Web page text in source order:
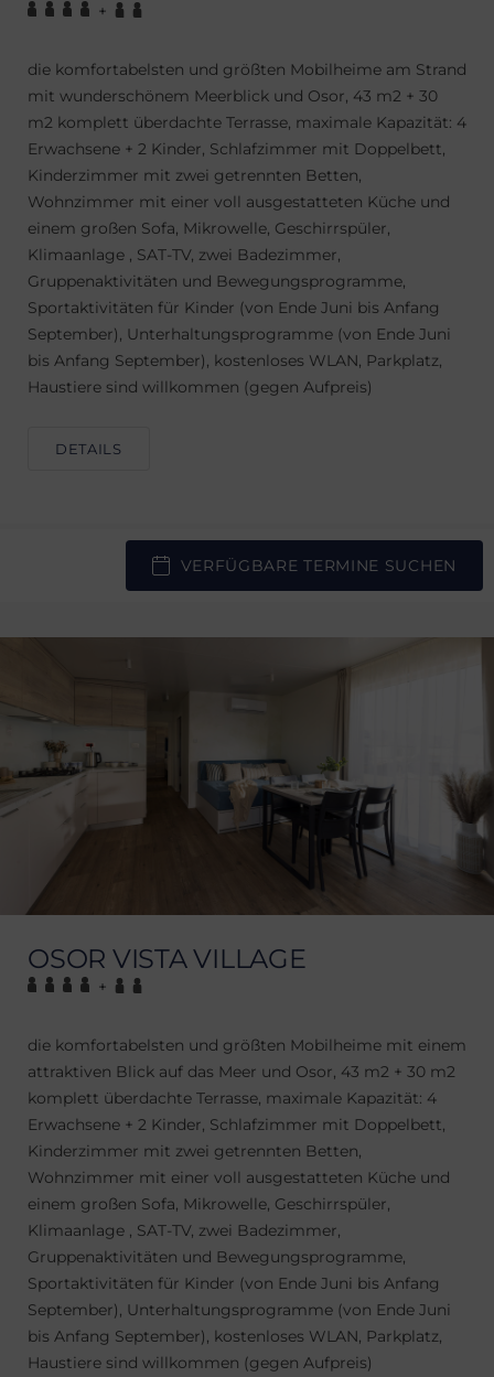
+
die komfortabelsten und größten Mobilheime am Strand
mit wunderschönem Meerblick und Osor, 43 m2 + 30
m2 komplett überdachte Terrasse, maximale Kapazität: 4
Erwachsene + 2 Kinder, Schlafzimmer mit Doppelbett,
Kinderzimmer mit zwei getrennten Betten,
Wohnzimmer mit einer voll ausgestatteten Küche und
einem großen Sofa, Mikrowelle, Geschirrspüler,
Klimaanlage , SAT-TV, zwei Badezimmer,
Gruppenaktivitäten und Bewegungsprogramme,
Sportaktivitäten für Kinder (von Ende Juni bis Anfang
September), Unterhaltungsprogramme (von Ende Juni
bis Anfang September), kostenloses WLAN, Parkplatz,
Haustiere sind willkommen (gegen Aufpreis) ​
DETAILS
VERFÜGBARE TERMINE SUCHEN
OSOR VISTA VILLAGE
+
die komfortabelsten und größten Mobilheime mit einem
attraktiven Blick auf das Meer und Osor, 43 m2 + 30 m2
komplett überdachte Terrasse, maximale Kapazität: 4
Erwachsene + 2 Kinder, Schlafzimmer mit Doppelbett,
Kinderzimmer mit zwei getrennten Betten,
Wohnzimmer mit einer voll ausgestatteten Küche und
einem großen Sofa, Mikrowelle, Geschirrspüler,
Klimaanlage , SAT-TV, zwei Badezimmer,
Gruppenaktivitäten und Bewegungsprogramme,
Sportaktivitäten für Kinder (von Ende Juni bis Anfang
September), Unterhaltungsprogramme (von Ende Juni
bis Anfang September), kostenloses WLAN, Parkplatz,
Haustiere sind willkommen (gegen Aufpreis)